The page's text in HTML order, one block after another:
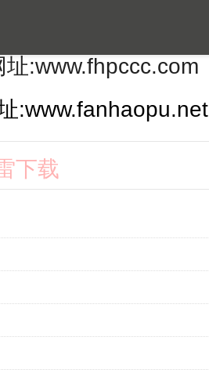
址:www.fhpccc.com
:www.fanhaopu.net
下载